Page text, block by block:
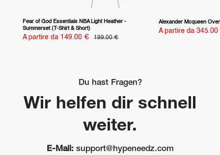
Fear of God Essentials NBA Light Heather -
Summerset (T-Shirt & Short)
Prezzo
A partire da 149.00 € Prezzo
199.00 €
Alexander Mcqueen
Prezzo
A partire da 345.00
Du hast Fragen?
Wir helfen dir schnell
weiter.
E-Mail: support@hypeneedz.com